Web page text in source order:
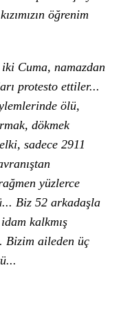
öğrenim
Cuma, namazdan
protesto ettiler...
ölü,
dökmek
sadece 2911
yüzlerce
Biz 52 arkadaşla
kalkmış
Bizim aileden üç